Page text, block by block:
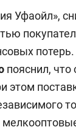
Уфаойл»,
пояснил, что
этом